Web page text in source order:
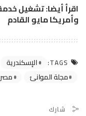
اقرأ أيضا:تشغيل خدمة
وأمريكا مايو القادم
TAGS: الإسكندرية
مجلة الموانئ
مصر
شارك